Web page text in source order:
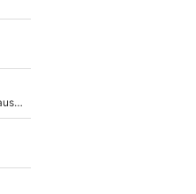
«Détester à vie», Stéphane Guy dans une embrouille à cause du PSG !